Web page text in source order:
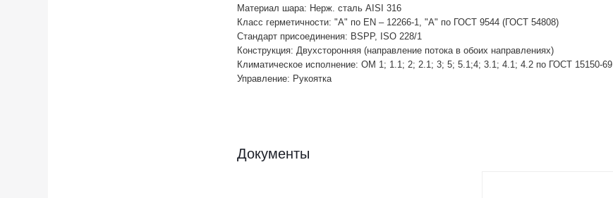
Материал шара: Нерж. сталь AISI 316
Класс герметичности: "А" по EN – 12266-1, "А" по ГОСТ 9544 (ГОСТ 54808)
Стандарт присоединения: BSPP, ISO 228/1
Конструкция: Двухсторонняя (направление потока в обоих направлениях)
Климатическое исполнение: ОМ 1; 1.1; 2; 2.1; 3; 5; 5.1;4; 3.1; 4.1; 4.2 по ГОСТ 15150-69
Управление: Рукоятка
Документы